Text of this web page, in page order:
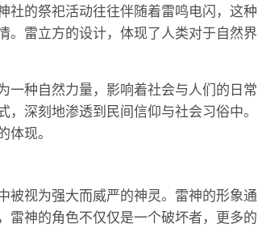
社的祭祀活动往往伴随着雷鸣电闪，这种
。雷立方的设计，体现了人类对于自然界
一种自然力量，影响着社会与人们的日常
深刻地渗透到民间信仰与社会习俗中。
现。
被视为强大而威严的神灵。雷神的形象通
雷神的角色不仅仅是一个破坏者，更多的